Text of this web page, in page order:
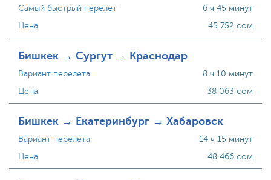
Самый быстрый перелет
Цена
6 ч 45 минут
45 752 сом
Бишкек → Сургут → Краснодар
Вариант перелета
Цена
8 ч 10 минут
38 063 сом
Бишкек → Екатеринбург → Хабаровск
Вариант перелета
Цена
14 ч 15 минут
48 466 сом